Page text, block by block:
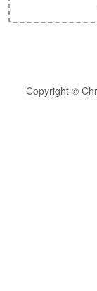
Copyright ©